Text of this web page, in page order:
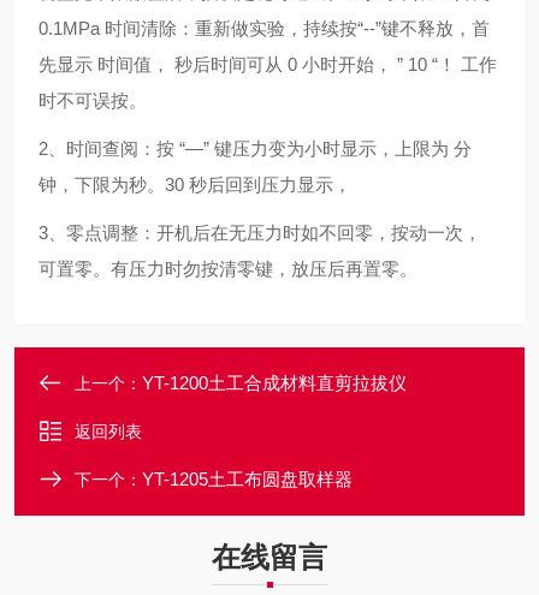
0.1MPa 时间清除：重新做实验，持续按“--”键不释放，首
先显示 时间值， 秒后时间可从 0 小时开始， ” 10 “ ！
工作
时不可误按。
2 、时间查阅：按 “—” 键压力变为小时显示，上限为 分
钟，下限为秒。 30 秒后回到压力显示，
3 、零点调整：开机后在无压力时如不回零，按动一次，
可置零。有压力时勿按清零键，放压后再置零。
上一个： YT-1200土工合成材料直剪拉拔仪
返回列表
下一个： YT-1205土工布圆盘取样器
在线留言